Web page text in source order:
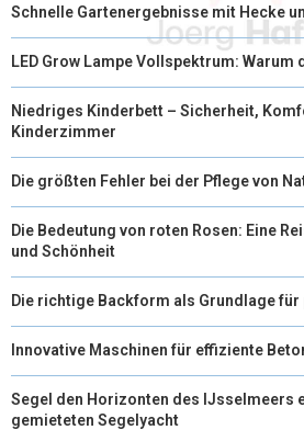
Schnelle Gartenergebnisse mit Hecke
LED Grow Lampe Vollspektrum: Warum
Niedriges Kinderbett – Sicherheit,
Kinderzimmer
Die größten Fehler bei der Pflege von
Die Bedeutung von roten Rosen: Eine
und Schönheit
Die richtige Backform als Grundlage
Innovative Maschinen für effiziente
Segel den Horizonten des IJsselmeers
gemieteten Segelyacht